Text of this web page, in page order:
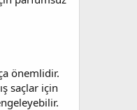
önemlidir.
saçlar için